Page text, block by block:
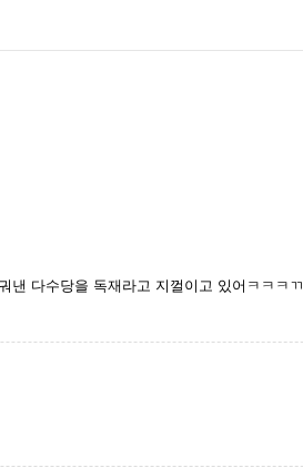
낸 다수당을 독재라고 지껄이고 있어ㅋㅋㅋㄲ